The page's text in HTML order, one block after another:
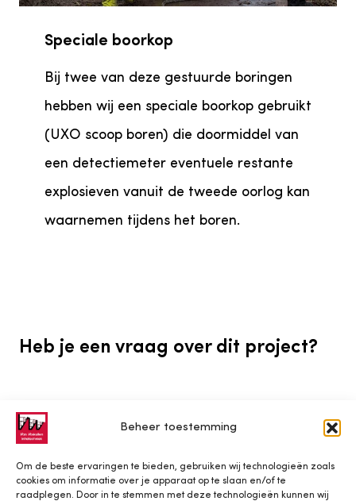
Beheer toestemming
Om de beste ervaringen te bieden, gebruiken wij technologieën zoals
cookies om informatie over je apparaat op te slaan en/of te
raadplegen. Door in te stemmen met deze technologieën kunnen wij
Speciale boorkop
Bij twee van deze gestuurde boringen
hebben wij een speciale boorkop gebruikt
(UXO scoop boren) die doormiddel van
een detectiemeter eventuele restante
explosieven vanuit de tweede oorlog kan
waarnemen tijdens het boren.
Heb je een vraag over dit project?
TERUG NAAR OVERZICHT